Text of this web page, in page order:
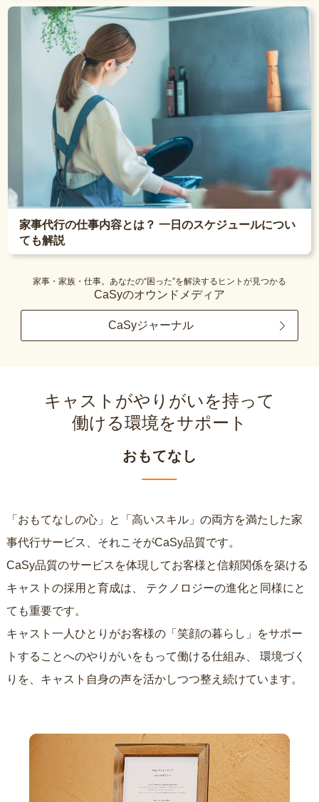
家事代行の仕事内容とは？ 一日のスケジュールについ
ても解説
家事・家族・仕事。あなたの“困った”を解決するヒントが見つかる
CaSyのオウンドメディア
CaSyジャーナル
キャストがやりがいを持って
働ける環境をサポート
おもてなし
「おもてなしの心」と「高いスキル」の両方を満たした家
事代行サービス、それこそがCaSy品質です。
CaSy品質のサービスを体現してお客様と信頼関係を築ける
キャストの採用と育成は、
ても重要です。
キャスト一人ひとりがお客様の「笑顔の暮らし」をサポー
トすることへのやりがいをもって働ける仕組み、
りを、キャスト自身の声を活かしつつ整え続けています。